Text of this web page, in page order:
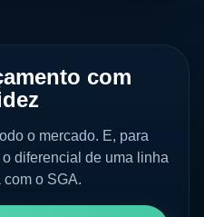
com
o mercado. E, para
diferencial de uma linha
com o SGA.